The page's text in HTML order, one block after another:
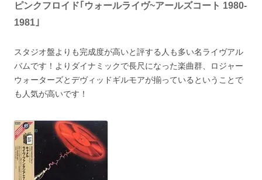
ピンクフロイド｢ウォールライヴ~アールズコート 1980-
1981｣
スタジオ盤よりも完成度が高いと評する人も多い名ライヴアル
バムです！よりダイナミックで長尺になった楽曲群、ロジャー
ウォーターズとデヴィッドギルモアが揃っているということで
も人気が高いです！